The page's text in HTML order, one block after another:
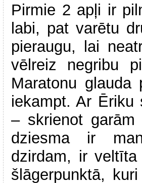
Pirmie 2 apļi ir
labi, pat varētu
pieraugu, lai
vēlreiz negribu
Maratonu
iekampt. Ar Ēriku
– skrienot garām
dziesma ir
dzirdam, ir
šlāgerpunktā,